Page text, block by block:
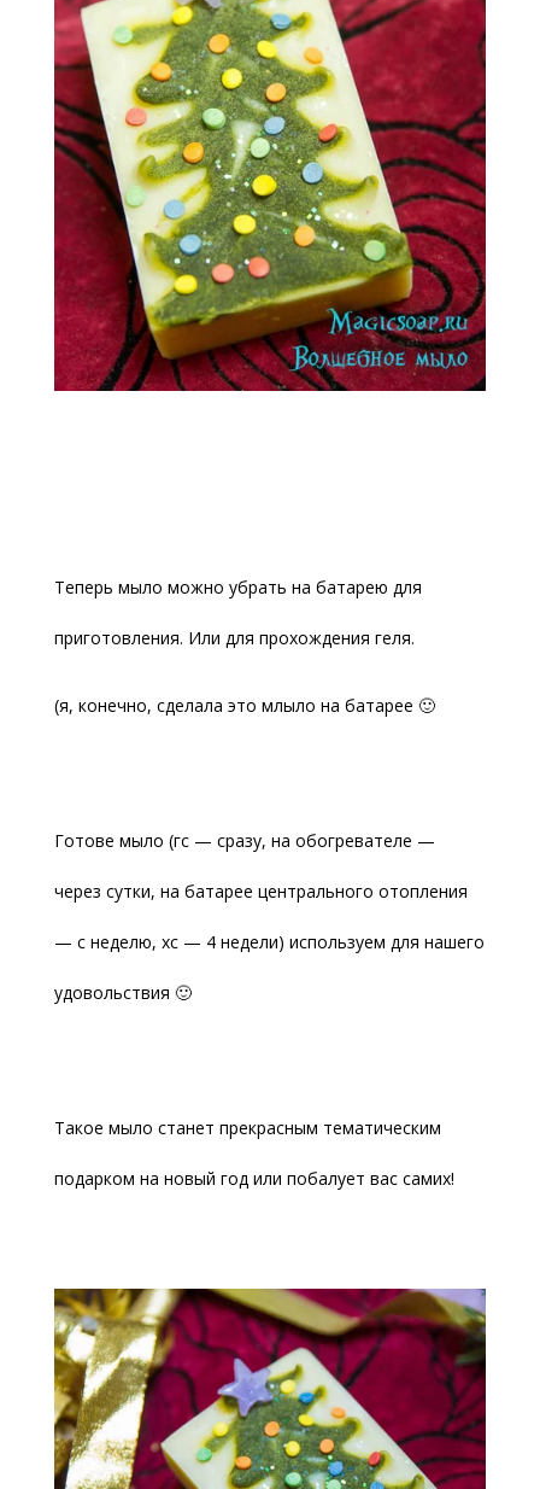
Теперь мыло можно убрать на батарею для
приготовления. Или для прохождения геля.
(я, конечно, сделала это млыло на батарее 🙂
Готове мыло (гс — сразу, на обогревателе —
через сутки, на батарее центрального отопления
— с неделю, хс — 4 недели) используем для нашего
удовольствия 🙂
Такое мыло станет прекрасным тематическим
подарком на новый год или побалует вас самих!